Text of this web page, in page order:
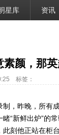
星库 资讯
素颜，那
标签：
，昨晚，所有
“新鲜出炉”的常
刻他正站在柜